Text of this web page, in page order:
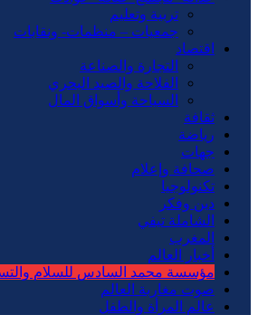
تربية وتعليم
جمعيات – منظمات- ونقابات
اقتصاد
التجارة والصناعة
الفلاحة والصيد البحري
السياحة وأسواق المال
ثقافة
رياضة
جهات
صحافة وإعلام
تكنولوجيا
دين وفكر
الشاملة تيفي
المغرب
أخبار العالم
مؤسسة محمد السادس للسلام
صوت مغاربة العالم
عالم المرأة والطفل